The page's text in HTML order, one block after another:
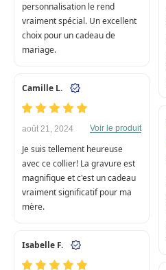
personnalisation le rend
vraiment spécial. Un excellent
choix pour un cadeau de
mariage.
Camille L.
août 21, 2024 Voir le produit
Je suis tellement heureuse
avec ce collier! La gravure est
magnifique et c'est un cadeau
vraiment significatif pour ma
mère.
Isabelle F.